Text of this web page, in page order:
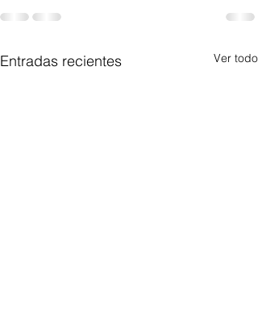
Entradas recientes Ver todo